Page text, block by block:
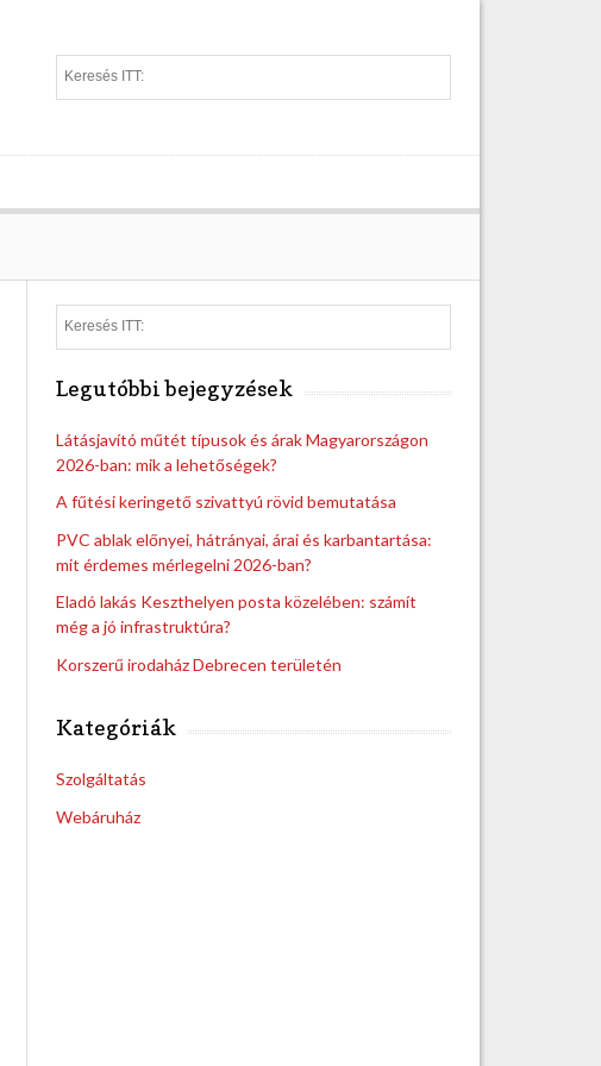
e
c
e
Legutóbbi bejegyzések
Látásjavító műtét típusok és árak Magyarországon
2026-ban: mik a lehetőségek?
A fűtési keringető szivattyú rövid bemutatása
PVC ablak előnyei, hátrányai, árai és karbantartása:
mit érdemes mérlegelni 2026-ban?
Eladó lakás Keszthelyen posta közelében: számít
még a jó infrastruktúra?
Korszerű irodaház Debrecen területén
Kategóriák
Szolgáltatás
Webáruház